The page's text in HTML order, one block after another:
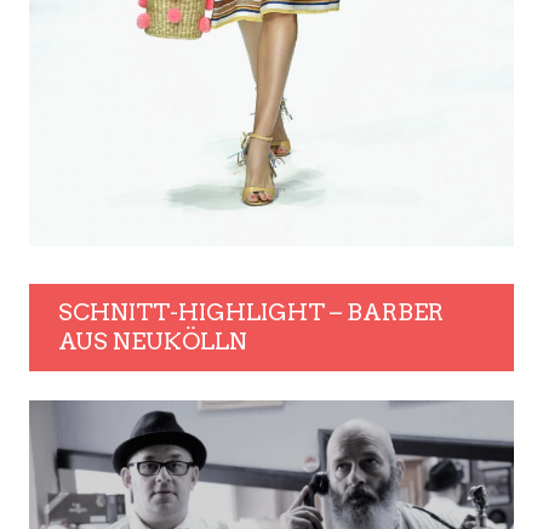
SCHNITT-HIGHLIGHT – BARBER
AUS NEUKÖLLN